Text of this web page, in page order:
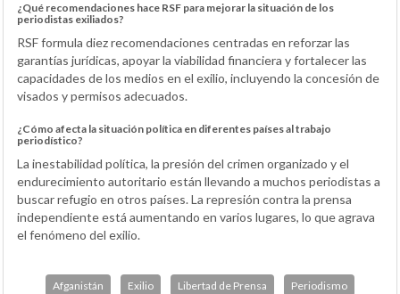
¿Qué recomendaciones hace RSF para mejorar la situación de los
periodistas exiliados?
RSF formula diez recomendaciones centradas en reforzar las
garantías jurídicas, apoyar la viabilidad financiera y fortalecer las
capacidades de los medios en el exilio, incluyendo la concesión de
visados y permisos adecuados.
¿Cómo afecta la situación política en diferentes países al trabajo
periodístico?
La inestabilidad política, la presión del crimen organizado y el
endurecimiento autoritario están llevando a muchos periodistas a
buscar refugio en otros países. La represión contra la prensa
independiente está aumentando en varios lugares, lo que agrava
el fenómeno del exilio.
Afganistán Exilio Libertad de Prensa Periodismo